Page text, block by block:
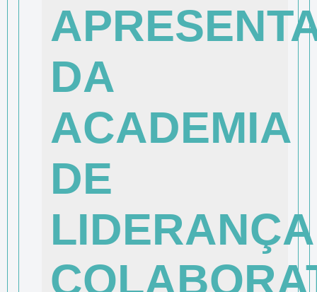
DA
ACADEMIA
DE
LIDERANÇA